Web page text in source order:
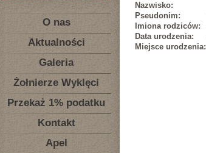
O nas
Aktualności
Galeria
Żołnierze Wyklęci
Przekaż 1% podatku
Kontakt
Apel
Nazwisko:
Pseudonim:
Imiona rodziców:
Data urodzenia:
Miejsce urodzenia: